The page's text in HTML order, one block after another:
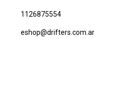
1126875554
eshop@drifters.com.ar